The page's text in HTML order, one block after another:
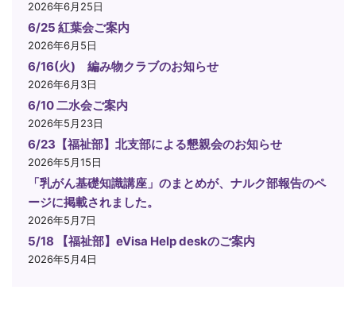
2026年6月25日
6/25 紅葉会ご案内
2026年6月5日
6/16(火) 編み物クラブのお知らせ
2026年6月3日
6/10 二水会ご案内
2026年5月23日
6/23【福祉部】北支部による懇親会のお知らせ
2026年5月15日
「乳がん基礎知識講座」のまとめが、ナルク部報告のペ
ージに掲載されました。
2026年5月7日
5/18 【福祉部】eVisa Help deskのご案内
2026年5月4日